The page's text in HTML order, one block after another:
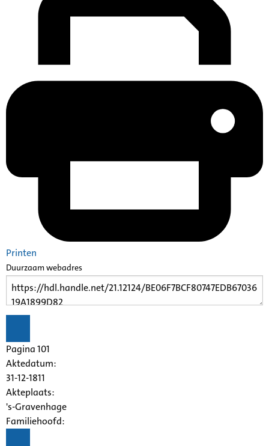
Printen
Duurzaam webadres
Pagina 101
Aktedatum:
31-12-1811
Akteplaats:
's-Gravenhage
Familiehoofd: